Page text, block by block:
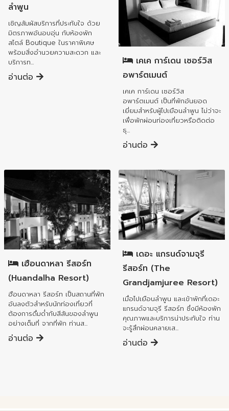
ลำพูน
เชิญสัมผัสบริการที่ประทับใจ ด้วย
มิตรภาพอันอบอุ่น กับห้องพัก
สไตล์ Boutique ในราคาพิเศษ
พร้อมสิ่งอำนวยความสะดวก และ
บริการท...
อ่านต่อ
อำเภอเมืองลำพูน
เคเค การ์เดน เซอร์วิส
อพาร์ตเมนต์
เคเค การ์เดน เซอร์วิส
อพาร์ตเมนต์ เป็นที่พักอันยอด
เยี่ยมสำหรับผู้ไปเยือนลำพูน ไม่ว่าจะ
เพื่อพักผ่อนท่องเที่ยวหรือติดต่อ
ธุ...
อ่านต่อ
อำเภอเมืองลำพูน
เฮือนดาหลา รีสอร์ท
(Huandalha Resort)
ฮือนดาหลา รีสอร์ท เป็นสถานที่พัก
อันลงตัวสำหรับนักท่องเที่ยวที่
ต้องการดื่มด่ำกับสีสันของลำพูน
อย่างเต็มที่ จากที่พัก ท่านส...
อ่านต่อ
อำเภอเมืองลำพูน
เดอะ แกรนด์จามจุรี
รีสอร์ท (The
Grandjamjuree Resort)
เมื่อไปเยือนลำพูน และเข้าพักที่เดอะ
แกรนด์จามจุรี รีสอร์ท ซึ่งมีห้องพัก
คุณภาพและบริการน่าประทับใจ ท่าน
จะรู้สึกผ่อนคลายเส...
อ่านต่อ